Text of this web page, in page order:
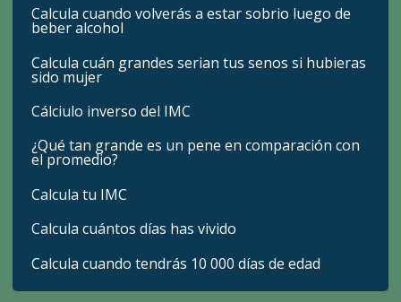
Calcula cuando volverás a estar sobrio luego de
beber alcohol
Calcula cuán grandes serian tus senos si hubieras
sido mujer
Cálciulo inverso del IMC
¿Qué tan grande es un pene en comparación con
el promedio?
Calcula tu IMC
Calcula cuántos días has vivido
Calcula cuando tendrás 10 000 días de edad